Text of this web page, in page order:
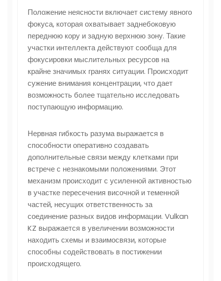
Положение неясности включает систему явного
фокуса, которая охватывает заднебоковую
переднюю кору и задную верхнюю зону. Такие
участки интеллекта действуют сообща для
фокусировки мыслительных ресурсов на
крайне значимых гранях ситуации. Происходит
сужение внимания концентрации, что дает
возможность более тщательно исследовать
поступающую информацию.
Нервная гибкость разума выражается в
способности оперативно создавать
дополнительные связи между клетками при
встрече с незнакомыми положениями. Этот
механизм происходит с усиленной активностью
в участке пересечения височной и теменной
частей, несущих ответственность за
соединение разных видов информации. Vulkan
KZ выражается в увеличении возможности
находить схемы и взаимосвязи, которые
способны содействовать в постижении
происходящего.